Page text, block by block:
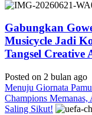
Gabungkan
Musicycle Jadi
Tangsel Creative
Posted on 2 bulan ago
Menuju Giornata
Champions
Saling Sikut!